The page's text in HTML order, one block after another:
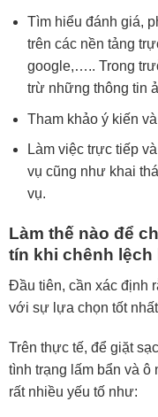
Tìm hiểu đánh giá,
trên các nền tảng
google,….. Trong
trừ những thông tin
Tham khảo ý kiến
Làm việc trực tiếp
vụ cũng như khai
vụ.
Làm thế nào để
tín khi chênh lệch
Đầu tiên, cần xác định
với sự lựa chọn tốt
Trên thực tế, để giặt
tình trạng lấm bẩn và ô
rất nhiều yếu tố như: